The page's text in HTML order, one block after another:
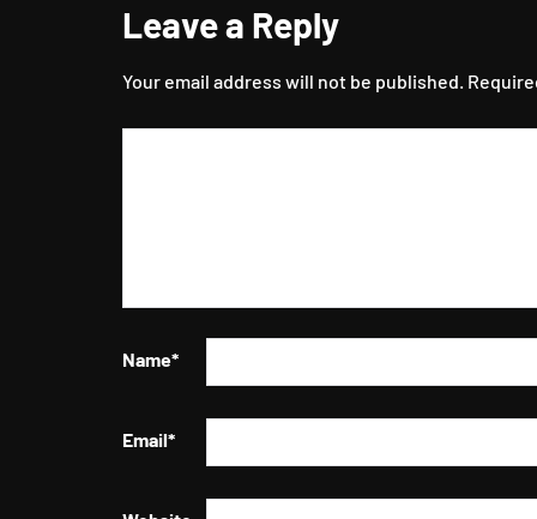
Leave a Reply
Your email address will not be published.
Name*
Email*